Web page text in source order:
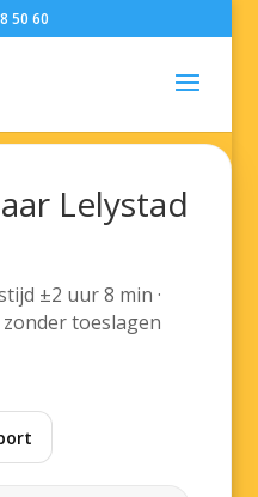
50 60
Lelystad
±2 uur 8 min ·
zonder toeslagen